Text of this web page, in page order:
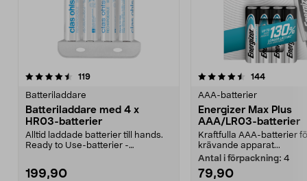
119recensioner
Batteriladdare
Batteriladdare med 4 x
HR03-batterier
Alltid laddade batterier till hands.
Ready to Use-batterier -
199,90
4.5av 5 stjärnor 144
AAA-batterier
Energizer Max Plus
AAA/LR03-batterier
Kraftfulla AAA-batterier
krävande apparat...
Antal i förpackning: 4
79,90